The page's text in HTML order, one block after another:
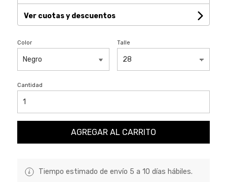
Ver cuotas y descuentos
Color Talle
Cantidad
AGREGAR AL CARRITO
Tiempo estimado de envío 5 a 10 días hábiles.